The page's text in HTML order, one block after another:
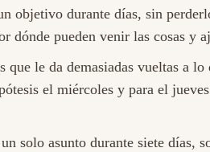
objetivo durante días, sin
dónde pueden venir las cosas y
que le da demasiadas vueltas a
el miércoles y para el
solo asunto durante siete